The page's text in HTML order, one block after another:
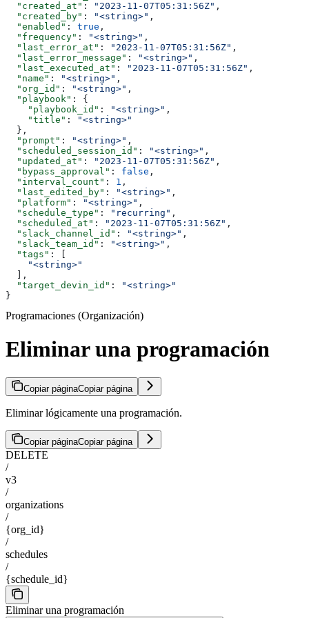
  "created_at"
: "2023-11-07T05:31:56Z" ,
  "created_by"
: "<string>" ,
  "enabled"
: true ,
  "frequency"
: "<string>" ,
  "last_error_at"
: "2023-11-07T05:31:56Z" ,
  "last_error_message"
: "<string>" ,
  "last_executed_at"
: "2023-11-07T05:31:56Z" ,
  "name"
: "<string>" ,
  "org_id"
: "<string>" ,
  "playbook"
: {
    "playbook_id"
: "<string>" ,
    "title"
:
"<string>"
  },
  "prompt"
: "<string>" ,
  "scheduled_session_id"
: "<string>" ,
  "updated_at"
: "2023-11-07T05:31:56Z" ,
  "bypass_approval"
: false ,
  "interval_count"
: 1 ,
  "last_edited_by"
: "<string>" ,
  "platform"
: "<string>" ,
  "schedule_type"
: "recurring" ,
  "scheduled_at"
: "2023-11-07T05:31:56Z" ,
  "slack_channel_id"
: "<string>" ,
  "slack_team_id"
: "<string>" ,
  "tags"
: [
    "<string>"
  ],
  "target_devin_id"
:
"<string>"
}
Programaciones (Organización)
Eliminar una programación
Copiar páginaCopiar página
Eliminar lógicamente una programación.
Copiar páginaCopiar página
DELETE
/
v3
/
organizations
/
{org_id}
/
schedules
/
{schedule_id}
Eliminar una programación